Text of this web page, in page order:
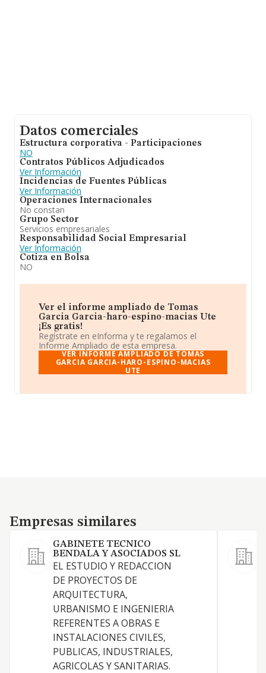
Datos comerciales
Estructura corporativa - Participaciones
NO
Contratos Públicos Adjudicados
Ver Información
Incidencias de Fuentes Públicas
Ver Información
Operaciones Internacionales
No constan
Grupo Sector
Servicios empresariales
Responsabilidad Social Empresarial
Ver Información
Cotiza en Bolsa
NO
Ver el informe ampliado de Tomas
Garcia Garcia-haro-espino-macias Ute
¡Es gratis!
Regístrate en eInforma y te regalamos el
Informe Ampliado de esta empresa.
VER INFORME AMPLIADO DE TOMAS
GARCIA GARCIA-HARO-ESPINO-MACIAS
UTE
Empresas similares
Empresas similares
GABINETE TECNICO
BENDALA Y ASOCIADOS SL
EL ESTUDIO Y REDACCION
DE PROYECTOS DE
ARQUITECTURA,
URBANISMO E INGENIERIA
REFERENTES A OBRAS E
INSTALACIONES CIVILES,
PUBLICAS, INDUSTRIALES,
AGRICOLAS Y SANITARIAS.